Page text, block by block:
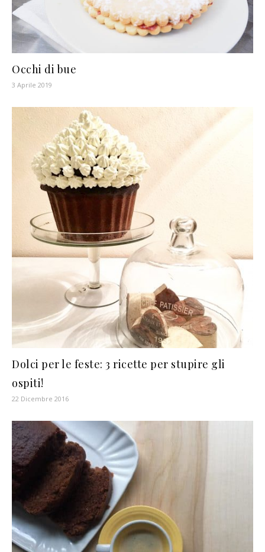
Occhi di bue
3 Aprile 2019
Dolci per le feste: 3 ricette per stupire gli
ospiti!
22 Dicembre 2016